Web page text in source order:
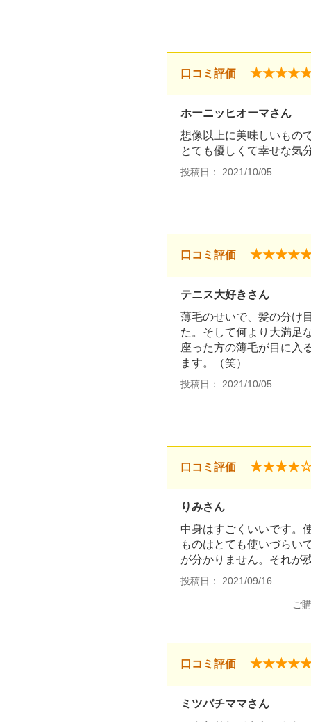
口コミ評価
ホーニッヒオーマさん
想像以上に美味しいもの
とても優しくて幸せな気
投稿日： 2021/10/05
口コミ評価
テニス大好きさん
薄毛のせいで、髪の分け
た。そして何より大満足
座った方の薄毛が目に入
ます。（笑）
投稿日： 2021/10/05
口コミ評価
りみさん
中身はすごくいいです。
ものはとても使いづらい
が分かりません。それが
投稿日： 2021/09/16
ご
口コミ評価
ミツバチママさん